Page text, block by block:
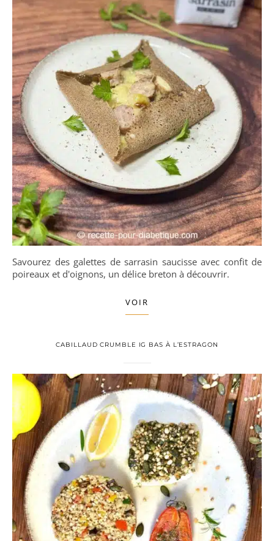
Savourez des galettes de sarrasin saucisse avec confit de
poireaux et d'oignons, un délice breton à découvrir.
VOIR
CABILLAUD CRUMBLE IG BAS À L’ESTRAGON